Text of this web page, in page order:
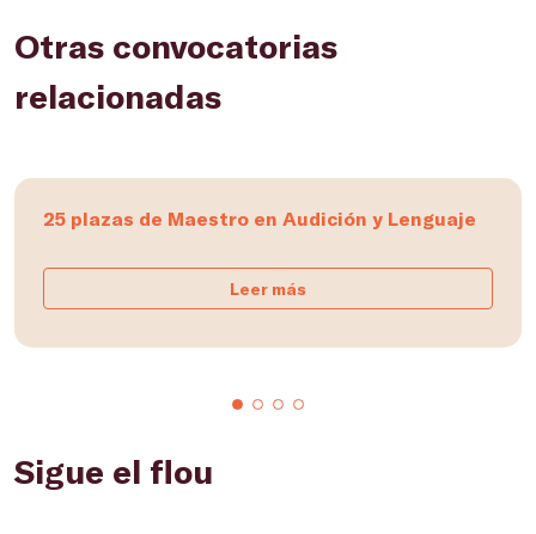
Otras convocatorias
relacionadas
25 plazas de Maestro en Audición y Lenguaje
Leer más
Sigue el flou